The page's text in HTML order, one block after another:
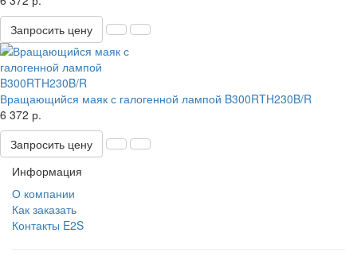
Запросить цену
Вращающийся маяк с галогенной лампой B300RTH230B/R
6 372 р.
Запросить цену
Информация
О компании
Как заказать
Контакты E2S